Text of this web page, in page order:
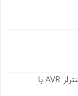
دانلود کتاب 11 پروژه میکروکنترلر AVR با